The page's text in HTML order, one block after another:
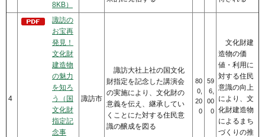
8KB）
4
諏訪の
お宝再
発見！
文化財
建造物
の魅力
を知ろ
う（国
文化財
指定記
念事
諏訪市
諏訪大社上社の国文化
財指定を記念した講演会
の実施により、文化財の
意義を伝え、継承してい
くことにた対する住民意
識の醸成を図る
80
0,
20
0
59
6,
00
0
文化財建
造物の価
値・利用に
対する住民
意識の向上
により、文
化財建造物
によるまち
づくりの推